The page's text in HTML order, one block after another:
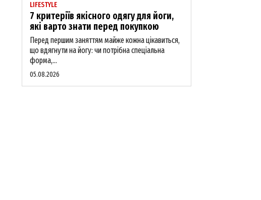
LIFESTYLE
7 критеріїв якісного одягу для йоги,
які варто знати перед покупкою
Перед першим заняттям майже кожна цікавиться,
що вдягнути на йогу: чи потрібна спеціальна
форма,...
05.08.2026